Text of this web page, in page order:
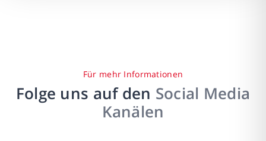
Für mehr Informationen
Folge uns auf den Social Media
Kanälen